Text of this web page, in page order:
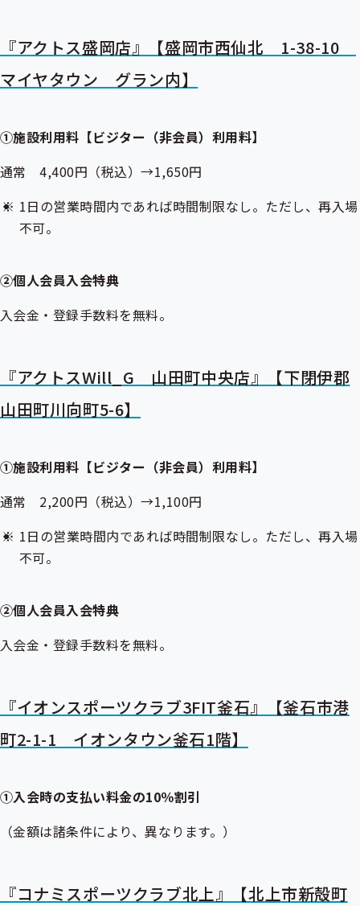
『アクトス盛岡店』【盛岡市西仙北 1-38-10
マイヤタウン グラン内】
①施設利用料【ビジター（非会員）利用料】
通常 4,400円（税込）→1,650円
1日の営業時間内であれば時間制限なし。ただし、再入場
不可。
②個人会員入会特典
入会金・登録手数料を無料。
『アクトスWill_G 山田町中央店』【下閉伊郡
山田町川向町5-6】
①施設利用料【ビジター（非会員）利用料】
通常 2,200円（税込）→1,100円
1日の営業時間内であれば時間制限なし。ただし、再入場
不可。
②個人会員入会特典
入会金・登録手数料を無料。
『イオンスポーツクラブ3FIT釜石』【釜石市港
町2-1-1 イオンタウン釜石1階】
①入会時の支払い料金の10％割引
（金額は諸条件により、異なります。）
『コナミスポーツクラブ北上』【北上市新殻町